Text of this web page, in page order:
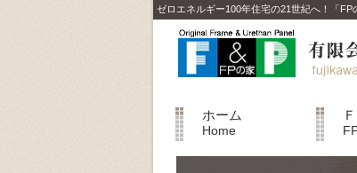
ゼロエネルギー100年住宅の21世紀へ！「
ホーム
Home